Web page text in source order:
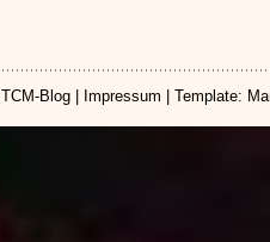
TCM-Blog| Impressum | Template: